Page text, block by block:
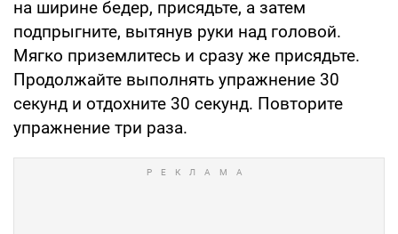
на ширине бедер, присядьте, а затем
подпрыгните, вытянув руки над головой.
Мягко приземлитесь и сразу же присядьте.
Продолжайте выполнять упражнение 30
секунд и отдохните 30 секунд. Повторите
упражнение три раза.